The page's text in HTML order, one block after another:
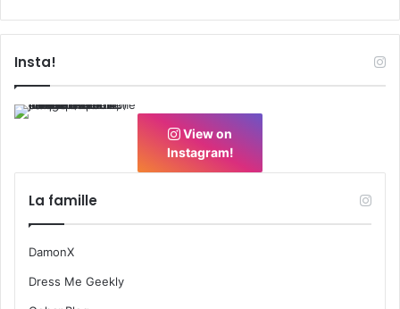
Insta!
View on
Instagram!
La famille
DamonX
Dress Me Geekly